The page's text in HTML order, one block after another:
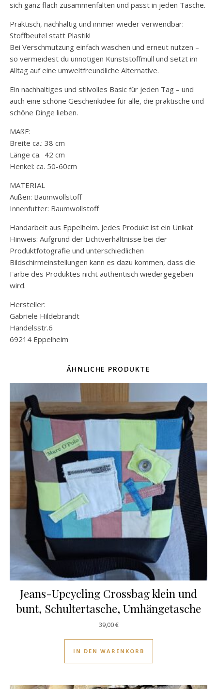
sich ganz flach zusammenfalten und passt in jeden Tasche.
Praktisch, nachhaltig und immer wieder verwendbar:
Stoffbeutel statt Plastik!
Bei Verschmutzung einfach waschen und erneut nutzen –
so vermeidest du unnötigen Kunststoffmüll und setzt im
Alltag auf eine umweltfreundliche Alternative.
Ein nachhaltiges und stilvolles Basic für jeden Tag – und
auch eine schöne Geschenkidee für alle, die praktische und
schöne Dinge lieben.
MAßE:
Breite ca.: 38 cm
Länge ca. 42 cm
Henkel: ca. 50-60cm
MATERIAL
Außen: Baumwollstoff
Innenfutter: Baumwollstoff
Handarbeit aus Eppelheim. Jedes Produkt ist ein Unikat
Hinweis: Aufgrund der Lichtverhältnisse bei der
Produktfotografie und unterschiedlichen
Bildschirmeinstellungen kann es dazu kommen, dass die
Farbe des Produktes nicht authentisch wiedergegeben
wird.
Hersteller:
Gabriele Hildebrandt
Handelsstr.6
69214 Eppelheim
ÄHNLICHE PRODUKTE
Jeans-Upcycling Crossbag klein und
bunt, Schultertasche, Umhängetasche
39,00€
IN DEN WARENKORB